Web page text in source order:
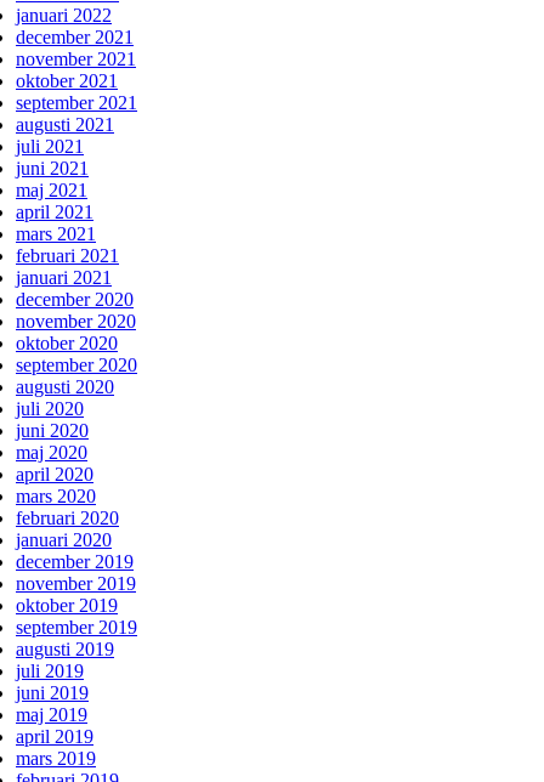
januari 2022
december 2021
november 2021
oktober 2021
september 2021
augusti 2021
juli 2021
juni 2021
maj 2021
april 2021
mars 2021
februari 2021
januari 2021
december 2020
november 2020
oktober 2020
september 2020
augusti 2020
juli 2020
juni 2020
maj 2020
april 2020
mars 2020
februari 2020
januari 2020
december 2019
november 2019
oktober 2019
september 2019
augusti 2019
juli 2019
juni 2019
maj 2019
april 2019
mars 2019